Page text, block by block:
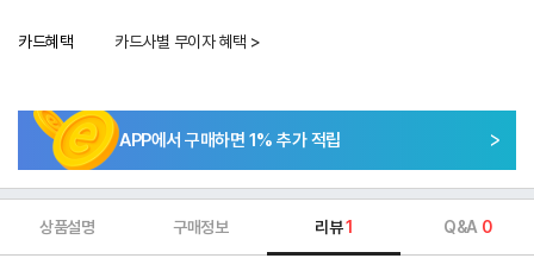
카드혜택 카드사별 무이자 혜택 >
APP에서 구매하면 1% 추가 적립
상품설명 구매정보 리뷰1 Q&A 0